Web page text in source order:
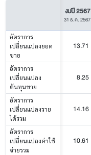
งบปี 2567
31 ธ.ค. 2567
อัตราการ
เปลี่ยนแปลงยอด
ขาย
13.71
อัตราการ
เปลี่ยนแปลง
ต้นทุนขาย
8.25
อัตราการ
เปลี่ยนแปลงราย
ได้รวม
14.16
อัตราการ
เปลี่ยนแปลงค่าใช้
จ่ายรวม
10.61